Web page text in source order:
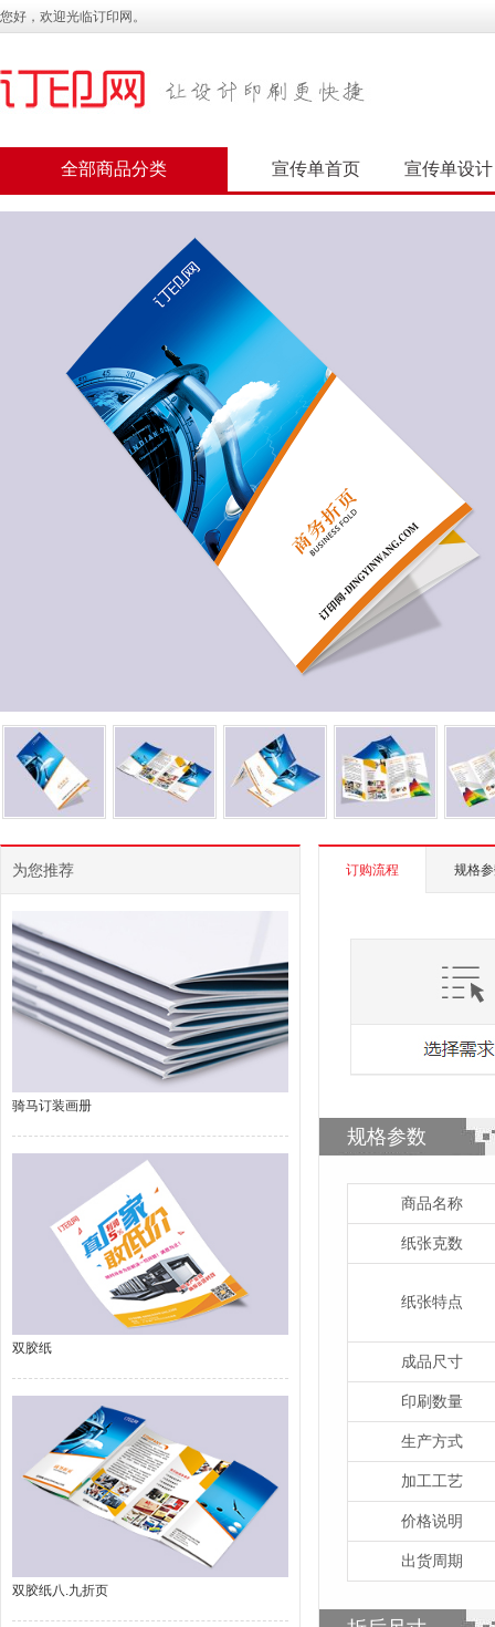
您好，欢迎光临订印网。
全部商品分类 宣传单首页 宣传单设计
为您推荐
骑马订装画册
双胶纸
双胶纸八.九折页
订购流程 规格
规格参数
商品名称
纸张克数
纸张特点
成品尺寸
印刷数量
生产方式
加工工艺
价格说明
出货周期